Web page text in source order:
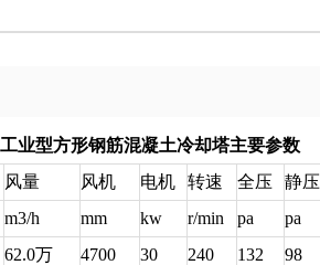
工业型方形钢筋混凝土冷却塔主要参数
风量 风机 电机 转速 全压 静压
m3/h mm kw r/min pa pa
62.0万 4700 30 240 132 98